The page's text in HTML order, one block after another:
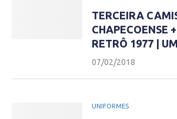
TERCEIRA
CHAPECOENSE
RETRÔ 1977 |
07/02/2018
UNIFORMES